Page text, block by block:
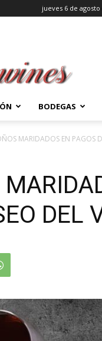
jueves 6 de agosto
BODEGAS
MARIDADOS EN PAGOS
DEL